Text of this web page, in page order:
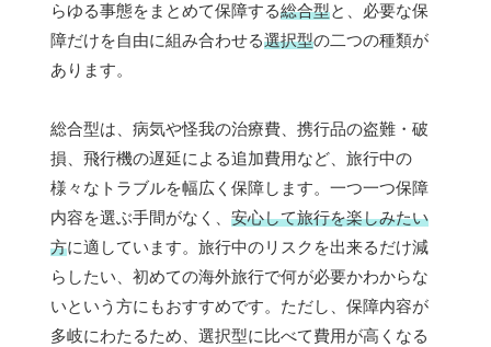
らゆる事態をまとめて保障する総合型と、必要な保
障だけを自由に組み合わせる選択型の二つの種類が
あります。
総合型は、病気や怪我の治療費、携行品の盗難・破
損、飛行機の遅延による追加費用など、旅行中の
様々なトラブルを幅広く保障します。一つ一つ保障
内容を選ぶ手間がなく、 安心して旅行を楽しみたい
方に適しています。旅行中のリスクを出来るだけ減
らしたい、初めての海外旅行で何が必要かわからな
いという方にもおすすめです。ただし、保障内容が
多岐にわたるため、選択型に比べて費用が高くなる